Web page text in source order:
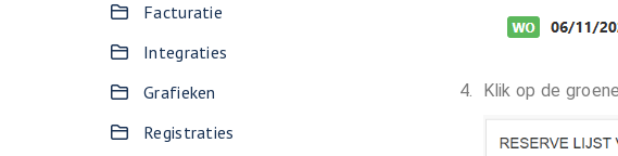
Facturatie
Integraties
Grafieken
Registraties
Klik op de